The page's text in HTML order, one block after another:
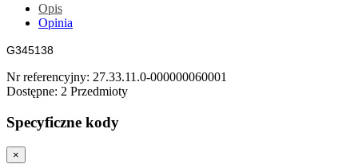
Opis
Opinia
G345138
Nr referencyjny: 27.33.11.0-000000060001
Dostępne: 2 Przedmioty
Specyficzne kody
×